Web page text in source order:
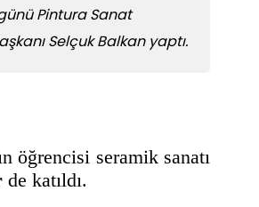
Pintura Sanat
Selçuk Balkan yaptı.
öğrencisi seramik sanatı
de katıldı.